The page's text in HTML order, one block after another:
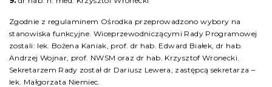
Zgodnie z regulaminem Ośrodka przeprowadzono wybory na
stanowiska funkcyjne. Wiceprzewodniczącymi Rady Programowej
zostali: lek. Bożena Kaniak, prof. dr hab. Edward Białek, dr hab.
Andrzej Wojnar, prof. NWSM oraz dr hab. Krzysztof Wronecki.
Sekretarzem Rady został dr Dariusz Lewera, zastępcą sekretarza –
lek. Małgorzata Niemiec.